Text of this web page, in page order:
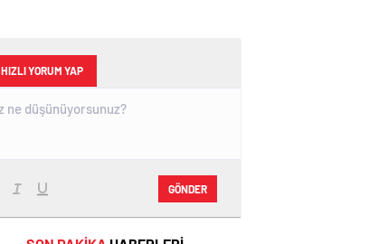
HIZLI YORUM YAP
GÖNDER